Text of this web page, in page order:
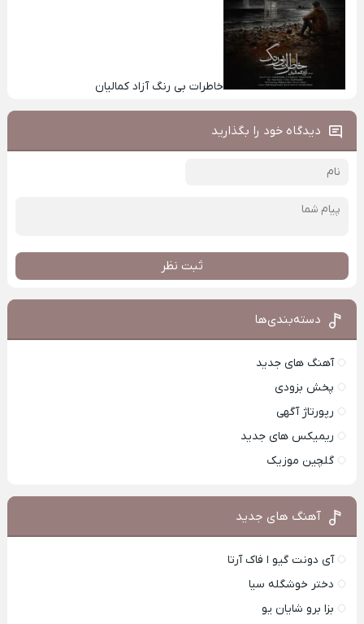
خاطرات بی رنگ آزاد کمالیان
دیدگاه خود را بگذارید
ثبت نظر
دسته‌بندی‌ها
آهنگ های جدید
پخش بزودی
رپورتاژ آگهی
ریمیکس های جدید
گلچین موزیک
آهنگ های جدید
آی دونت گیو ا فاک آرتا
دختر خوشگله سیا
بزا برو شایان یو